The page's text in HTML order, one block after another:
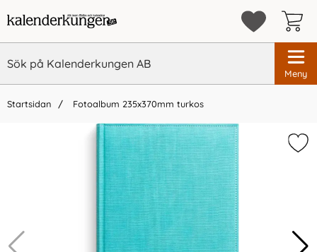
Meny
Startsidan Fotoalbum 235x370mm turkos
Vi rekommenderar